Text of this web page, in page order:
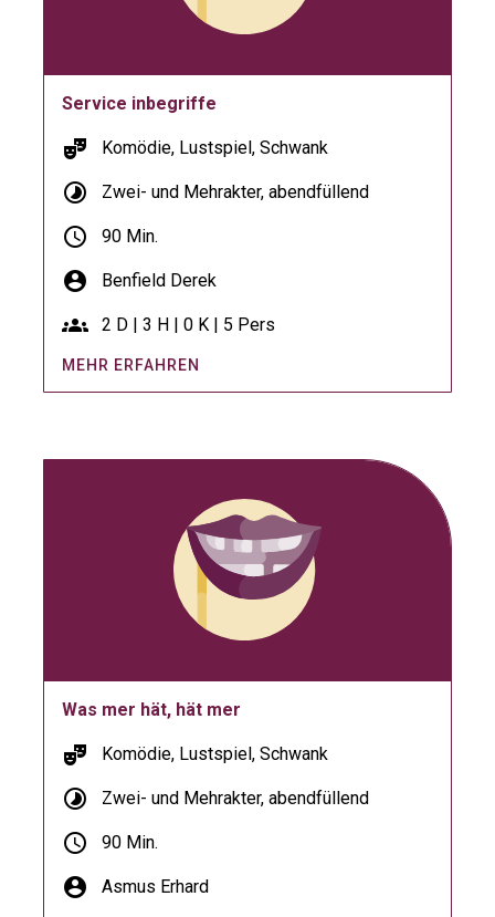
Service inbegriffe
theater_comedy Komödie, Lustspiel, Schwank
timelapse Zwei- und Mehrakter, abendfüllend
schedule 90 Min.
account_circle Benfield Derek
groups 2 D | 3 H | 0 K | 5 Pers
MEHR ERFAHREN
Was mer hät, hät mer
theater_comedy Komödie, Lustspiel, Schwank
timelapse Zwei- und Mehrakter, abendfüllend
schedule 90 Min.
account_circle Asmus Erhard